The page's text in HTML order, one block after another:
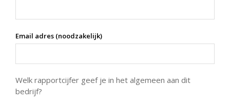
Email adres (noodzakelijk)
Welk rapportcijfer geef je in het algemeen aan dit
bedrijf?